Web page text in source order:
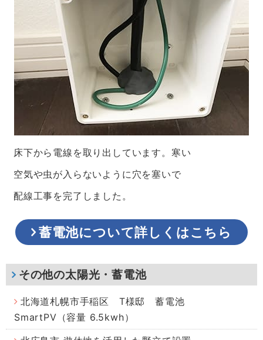
床下から電線を取り出しています。寒い
空気や虫が入らないように穴を塞いで
配線工事を完了しました。
蓄電池について詳しくはこちら
その他の太陽光・蓄電池
北海道札幌市手稲区 T様邸 蓄電池
SmartPV（容量 6.5kwh）